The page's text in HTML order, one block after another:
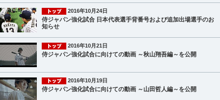
2016年10月24日
侍ジャパン強化試合 日本代表選手背番号および追加出場選手のお
知らせ
2016年10月21日
侍ジャパン強化試合に向けての動画 ～秋山翔吾編～を公開
2016年10月19日
侍ジャパン強化試合に向けての動画 ～山田哲人編～を公開